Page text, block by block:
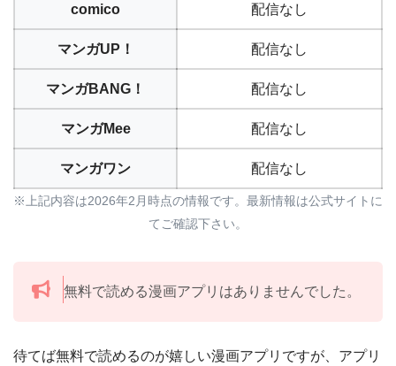
comico 配信なし
マンガUP！ 配信なし
マンガBANG！ 配信なし
マンガMee 配信なし
マンガワン 配信なし
※上記内容は2026年2月時点の情報です。最新情報は公式サイトに
てご確認下さい。
無料で読める漫画アプリはありませんでした。
待てば無料で読めるのが嬉しい漫画アプリですが、アプリ